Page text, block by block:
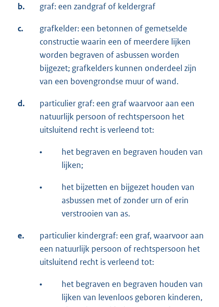
b. graf: een zandgraf of keldergraf
c.
grafkelder: een betonnen of gemetselde
constructie waarin een of meerdere lijken
worden begraven of asbussen worden
bijgezet; grafkelders kunnen onderdeel zijn
van een bovengrondse muur of wand.
d.
particulier graf: een graf waarvoor aan een
natuurlijk persoon of rechtspersoon het
uitsluitend recht is verleend tot:
•
het begraven en begraven houden van
lijken;
•
het bijzetten en bijgezet houden van
asbussen met of zonder urn of erin
verstrooien van as.
e.
particulier kindergraf: een graf, waarvoor aan
een natuurlijk persoon of rechtspersoon het
uitsluitend recht is verleend tot:
•
het begraven en begraven houden van
lijken van levenloos geboren kinderen,